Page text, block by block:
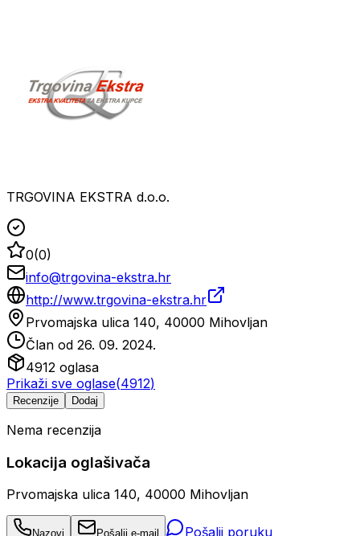
TRGOVINA EKSTRA d.o.o.
0(0)
info@trgovina-ekstra.hr
http://www.trgovina-ekstra.hr
Prvomajska ulica 140, 40000 Mihovljan
Član od 26. 09. 2024.
4912 oglasa
Prikaži sve oglase(4912)
Recenzije Dodaj
Nema recenzija
Lokacija oglašivača
Prvomajska ulica 140, 40000 Mihovljan
Nazovi Pošalji e-mail Pošalji poruku